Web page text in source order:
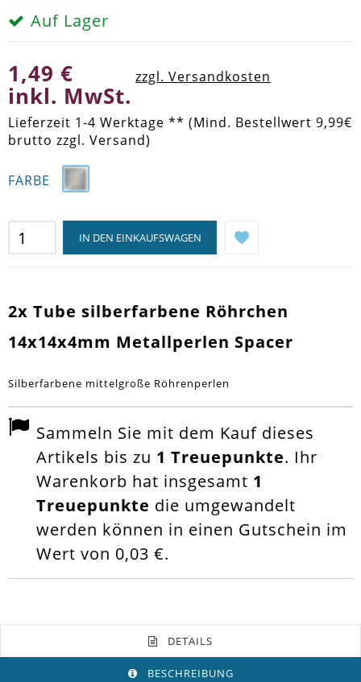
Auf Lager
1,49 €
inkl. MwSt.
zzgl. Versandkosten
Lieferzeit 1-4 Werktage ** (Mind. Bestellwert 9,99€
brutto zzgl. Versand)
FARBE
IN DEN EINKAUFSWAGEN
2x Tube silberfarbene Röhrchen
14x14x4mm Metallperlen Spacer
Silberfarbene mittelgroße Röhrenperlen
Sammeln Sie mit dem Kauf dieses
Artikels bis zu 1 Treuepunkte. Ihr
Warenkorb hat insgesamt 1
Treuepunkte die umgewandelt
werden können in einen Gutschein im
Wert von 0,03 €.
DETAILS
BESCHREIBUNG